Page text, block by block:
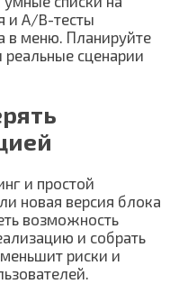
и A/B-тесты
в меню. Планируйте
реальные сценарии
и простой
новая версия блока
возможность
и собрать
риски и